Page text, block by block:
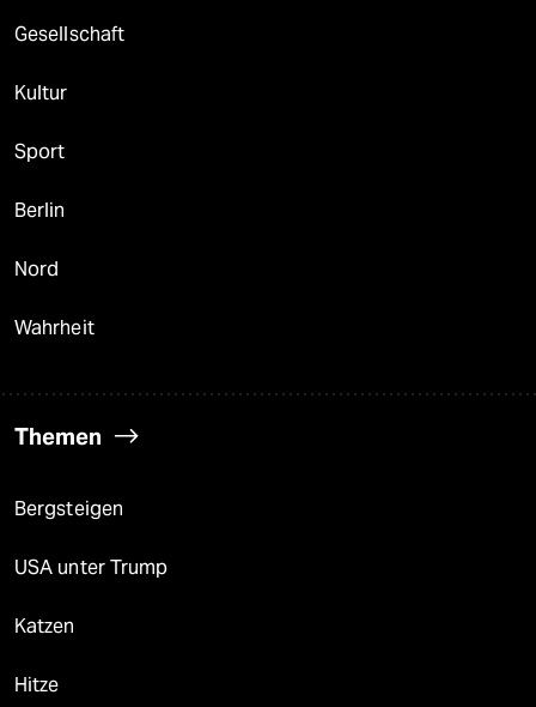
Gesellschaft
Kultur
Sport
Berlin
Nord
Wahrheit
Themen
Bergsteigen
USA unter Trump
Katzen
Hitze